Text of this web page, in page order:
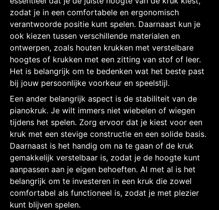
zodat je in een comfortabele en ergonomisch
verantwoorde positie kunt spelen. Daarnaast kun je
ook kiezen tussen verschillende materialen en
ontwerpen, zoals houten krukken met verstelbare
hoogtes of krukken met een zitting van stof of leer.
Het is belangrijk om te bedenken wat het beste past
bij jouw persoonlijke voorkeur en speelstijl.
Een ander belangrijk aspect is de stabiliteit van de
pianokruk. Je wilt immers niet wiebelen of wiegen
tijdens het spelen. Zorg ervoor dat je kiest voor een
kruk met een stevige constructie en een solide basis.
Daarnaast is het handig om na te gaan of de kruk
gemakkelijk verstelbaar is, zodat je de hoogte kunt
aanpassen aan je eigen behoeften. Al met al is het
belangrijk om te investeren in een kruk die zowel
comfortabel als functioneel is, zodat je met plezier
kunt blijven spelen.